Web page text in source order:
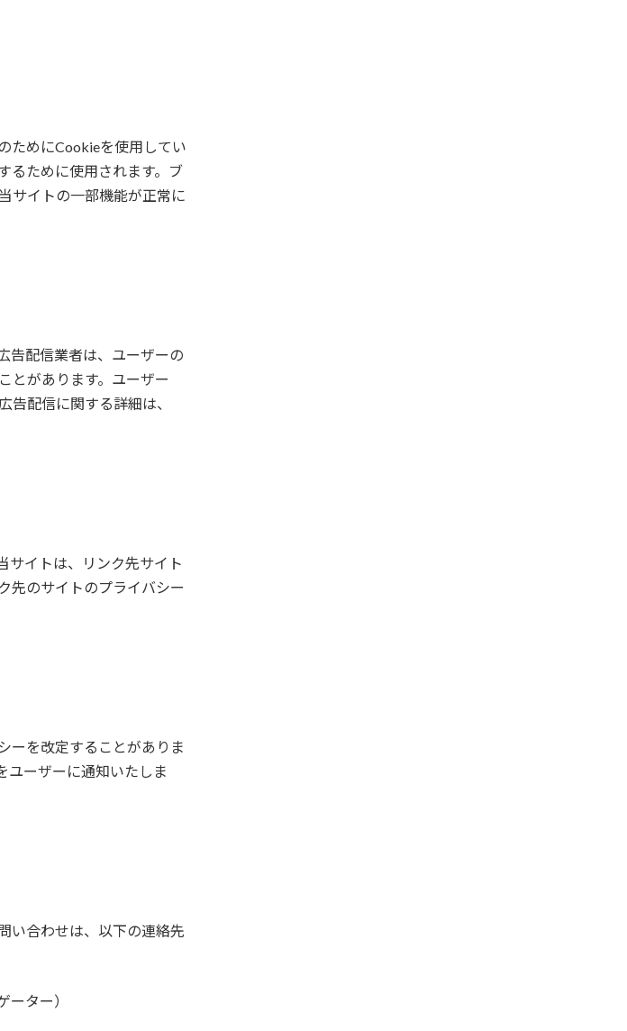
ためにCookieを使用してい
るために使用されます。ブ
サイトの一部機能が正常に
告配信業者は、ユーザーの
とがあります。ユーザー
告配信に関する詳細は、
サイトは、リンク先サイト
先のサイトのプライバシー
ーを改定することがありま
ユーザーに通知いたしま
い合わせは、以下の連絡先
ター）